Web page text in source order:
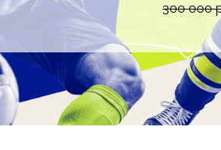
300 000